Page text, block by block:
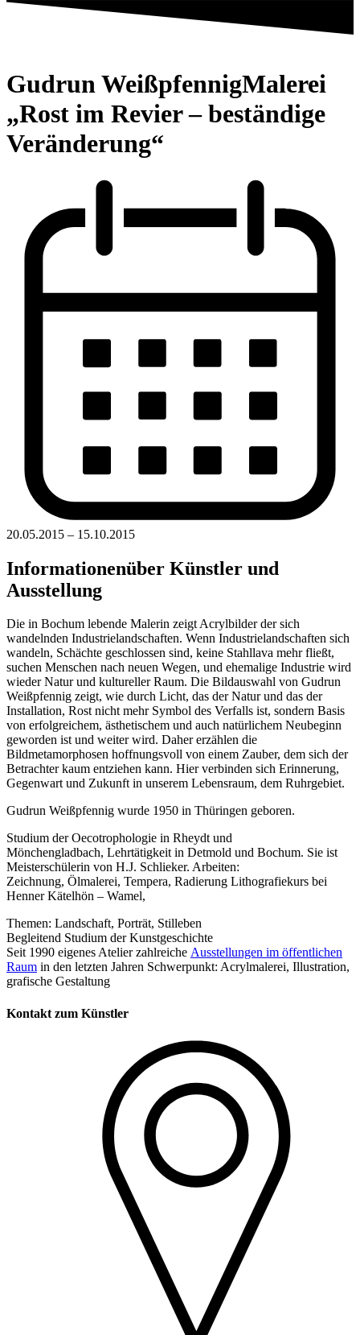
Gudrun WeißpfennigMalerei
„Rost im Revier – beständige
Veränderung“
20.05.2015 – 15.10.2015
Informationenüber Künstler und
Ausstellung
Die in Bochum lebende Malerin zeigt Acrylbilder der sich
wandelnden Industrielandschaften. Wenn Industrielandschaften sich
wandeln, Schächte geschlossen sind, keine Stahllava mehr fließt,
suchen Menschen nach neuen Wegen, und ehemalige Industrie wird
wieder Natur und kultureller Raum. Die Bildauswahl von Gudrun
Weißpfennig zeigt, wie durch Licht, das der Natur und das der
Installation, Rost nicht mehr Symbol des Verfalls ist, sondern Basis
von erfolgreichem, ästhetischem und auch natürlichem Neubeginn
geworden ist und weiter wird. Daher erzählen die
Bildmetamorphosen hoffnungsvoll von einem Zauber, dem sich der
Betrachter kaum entziehen kann. Hier verbinden sich Erinnerung,
Gegenwart und Zukunft in unserem Lebensraum, dem Ruhrgebiet.
Gudrun Weißpfennig wurde 1950 in Thüringen geboren.
Studium der Oecotrophologie in Rheydt und
Mönchengladbach, Lehrtätigkeit in Detmold und Bochum. Sie ist
Meisterschülerin von H.J. Schlieker. Arbeiten:
Zeichnung, Ölmalerei, Tempera, Radierung Lithografiekurs bei
Henner Kätelhön – Wamel,
Themen: Landschaft, Porträt, Stilleben
Begleitend Studium der Kunstgeschichte
Seit 1990 eigenes Atelier zahlreiche Ausstellungen im öffentlichen
Raum in den letzten Jahren Schwerpunkt: Acrylmalerei, Illustration,
grafische Gestaltung
Kontakt zum Künstler